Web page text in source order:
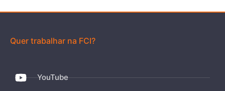
Quer trabalhar na FCI?
YouTube